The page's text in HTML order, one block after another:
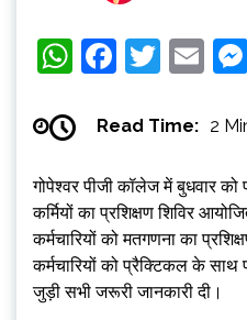
WhatsApp
Read Time: 2
गोपेश्वर पीजी कॉलेज में बुधवार
कर्मियों का प्रशिक्षण शिविर
कर्मचारियों को मतगणना का
कर्मचारियों को प्रैक्टिकल के साथ
जुड़ी सभी जरूरी जानकारी दी।